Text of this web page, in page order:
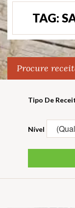
TAG:
Procure
Tipo De
Nível